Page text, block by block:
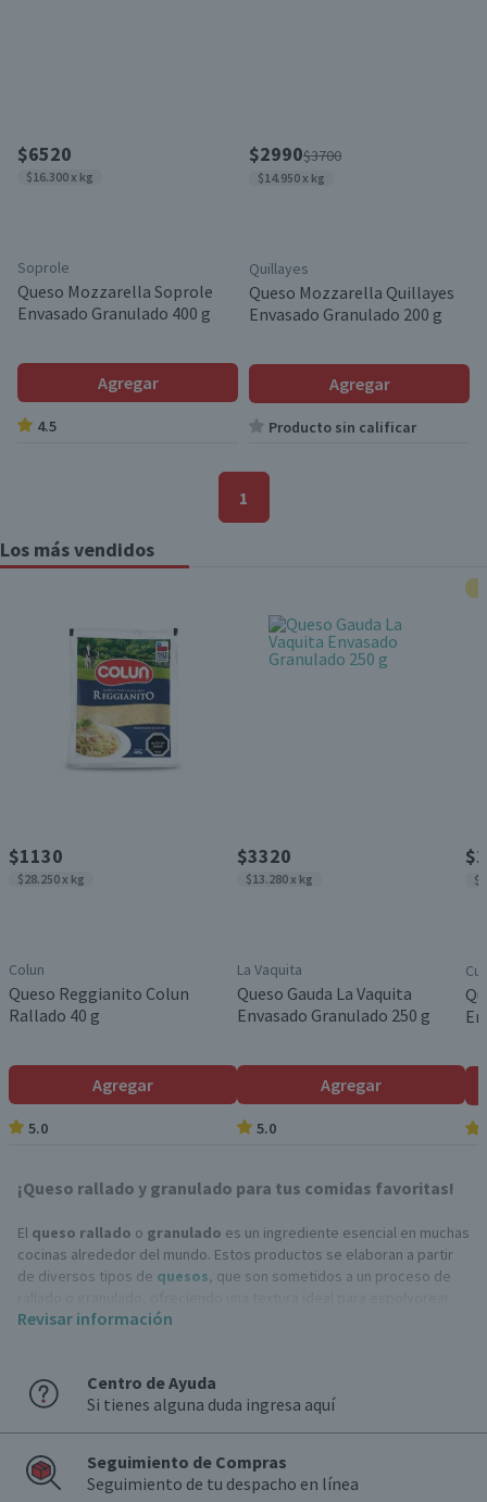
$6520
$16.300 x kg
Soprole
Queso Mozzarella Soprole
Envasado Granulado 400 g
Agregar
4.5
$2990$3700
$14.950 x kg
Quillayes
Queso Mozzarella Quillayes
Envasado Granulado 200 g
Agregar
Producto sin calificar
1
Los más vendidos
$1130
$28.250 x kg
Colun
Queso Reggianito Colun
Rallado 40 g
Agregar
5.0
$3320
$13.280 x kg
La Vaquita
Queso Gauda La Vaquita
Envasado Granulado 250 g
Agregar
5.0
¡Queso rallado y granulado para tus comidas favoritas!
El queso rallado o granulado es un ingrediente esencial en muchas
cocinas alrededor del mundo. Estos productos se elaboran a partir
de diversos tipos de quesos, que son sometidos a un proceso de
sobre tus comidas favoritas.
pasteurizada, sal, cultivos lácticos y, en algunos casos, enzimas y
conservantes para mantener su frescura y sabor por más tiempo.
Estos quesos son versátiles y pueden realzar el sabor de una amplia
variedad de platos. Aquí te dejamos algunas ideas para incorporarlos
Revisar información
Centro de Ayuda
Si tienes alguna duda ingresa aquí
Seguimiento de Compras
Seguimiento de tu despacho en línea